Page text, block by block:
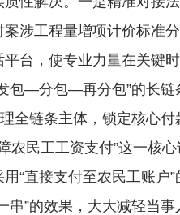
涉工程量增项计价标准
台，使专业力量在关键
包—分包—再分包”的长链
全链条主体，锁定核心
农民工工资支付”这一核
“直接支付至农民工账
串”的效果，大大减轻当